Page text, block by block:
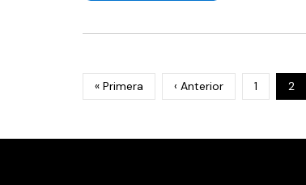
« Primera ‹ Anterior 1 2